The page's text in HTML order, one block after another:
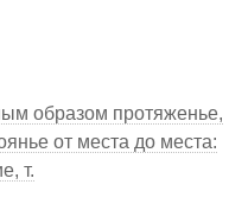
образом протяженье,
от места до места:
т.